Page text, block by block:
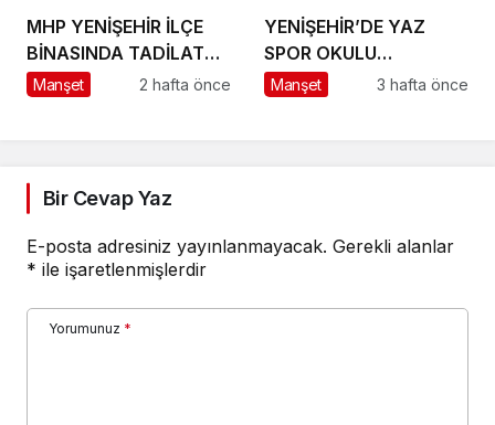
MHP YENİŞEHİR İLÇE
BİNASINDA TADİLAT
BAŞLADI
Manşet 2 hafta önce
YENİŞEHİR’DE YAZ
SPOR OKULU
HEYECANI BAŞLADI
Manşet 3 hafta önce
Bir Cevap Yaz
E-posta adresiniz yayınlanmayacak. Gerekli alanlar
* ile işaretlenmişlerdir
Yorumunuz *